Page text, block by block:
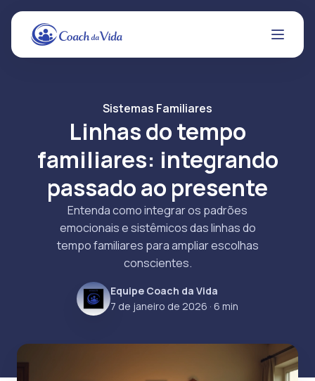
Sistemas Familiares
Linhas do tempo
familiares: integrando
passado ao presente
Entenda como integrar os padrões
emocionais e sistêmicos das linhas do
tempo familiares para ampliar escolhas
conscientes.
Equipe Coach da Vida
7 de janeiro de 2026 · 6 min